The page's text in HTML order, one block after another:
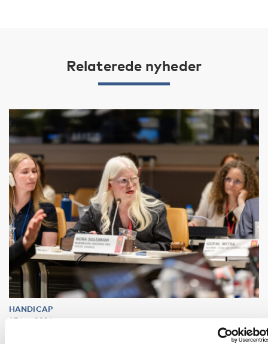
Relaterede nyheder
HANDICAP
17 jun 2026
“Active citizenship is not a privilege; it is a